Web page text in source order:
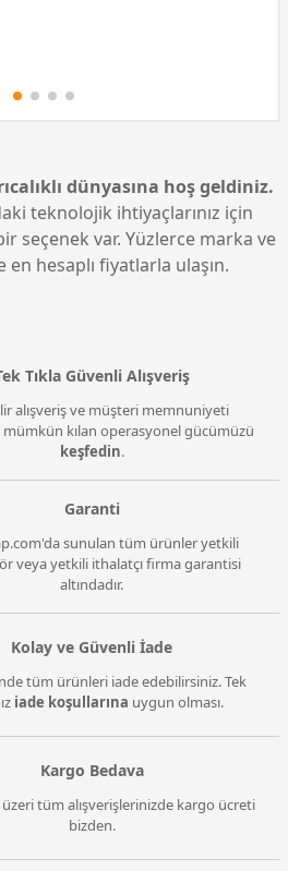
dünyasına hoş geldiniz.
teknolojik ihtiyaçlarınız için
seçenek var. Yüzlerce marka ve
hesaplı fiyatlarla ulaşın.
Tıkla Güvenli Alışveriş
alışveriş ve müşteri memnuniyeti
mümkün kılan operasyonel gücümüzü
keşfedin.
Garanti
sunulan tüm ürünler yetkili
veya yetkili ithalatçı firma garantisi
altındadır.
Kolay ve Güvenli İade
tüm ürünleri iade edebilirsiniz. Tek
iade koşullarına uygun olması.
Kargo Bedava
üzeri tüm alışverişlerinizde kargo ücreti
bizden.